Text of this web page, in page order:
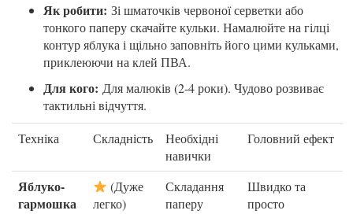
Як робити: Зі шматочків червоної серветки або
тонкого паперу скачайте кульки. Намалюйте на гілці
контур яблука і щільно заповніть його цими кульками,
приклеюючи на клей ПВА.
Для кого: Для малюків (2-4 роки). Чудово розвиває
тактильні відчуття.
Техніка
Складність
Необхідні
навички
Головний ефект
Яблуко-
гармошка
(Дуже
легко)
Складання
паперу
Швидко та
просто